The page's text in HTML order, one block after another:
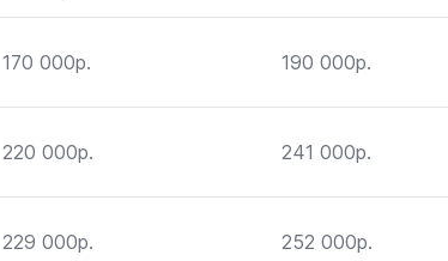
170 000р. 190 000р.
220 000р. 241 000р.
229 000р. 252 000р.